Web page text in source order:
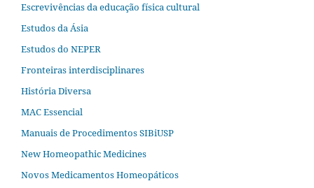
Escrevivências da educação física cultural
Estudos da Ásia​
Estudos do NEPER
Fronteiras interdisciplinares
História Diversa
MAC Essencial
Manuais de Procedimentos SIBiUSP
New Homeopathic Medicines
Novos Medicamentos Homeopáticos